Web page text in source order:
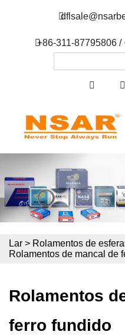
+86-311-87795806 /
Lar > Rolamentos de
Rolamentos de mancal de
Rolamentos
ferro fundido